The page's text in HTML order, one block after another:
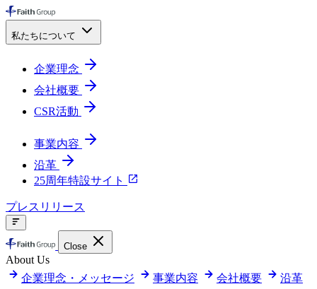
私たちについて
企業理念
会社概要
CSR活動
事業内容
沿革
25周年特設サイト
プレスリリース
Close
About Us
企業理念・メッセージ
事業内容 会社概要
沿革